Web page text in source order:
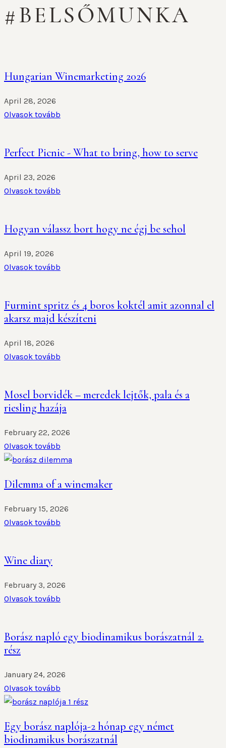
#BELSŐMUNKA
Hungarian Winemarketing 2026
April 28, 2026
Olvasok tovább
Perfect Picnic - What to bring, how to serve
April 23, 2026
Olvasok tovább
Hogyan válassz bort hogy ne égj be sehol
April 19, 2026
Olvasok tovább
Furmint spritz és 4 boros koktél amit azonnal el
akarsz majd készíteni
April 18, 2026
Olvasok tovább
Mosel borvidék – meredek lejtők, pala és a
riesling hazája
February 22, 2026
Olvasok tovább
Dilemma of a winemaker
February 15, 2026
Olvasok tovább
Wine diary
February 3, 2026
Olvasok tovább
Borász napló egy biodinamikus borászatnál 2.
rész
January 24, 2026
Olvasok tovább
Egy borász naplója-2 hónap egy német
biodinamikus borászatnál